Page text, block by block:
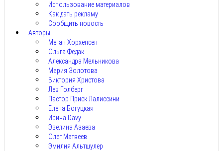
Использование материалов
Как дать рекламу
Сообщить новость
Авторы
Меган Хорхенсен
Ольга Федак
Александра Мельникова
Мария Золотова
Виктория Христова
Лев Голберг
Пастор Приск Лалиссини
Елена Богуцкая
Ирина Davy
Эвелина Азаева
Олег Матвеев
Эмилия Альтшулер